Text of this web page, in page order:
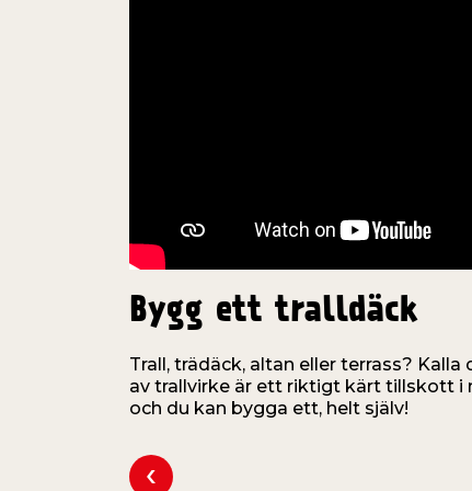
Bygg ett tralldäck
Trall, trädäck, altan eller terrass?
av trallvirke är ett riktigt kärt tillskott i
och du kan bygga ett, helt själv!